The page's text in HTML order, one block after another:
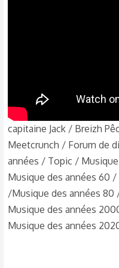
capitaine Jack / Breizh
Meetcrunch / Forum de
années / Topic /
Musique des années 60
/Musique des années
Musique des années
Musique des années